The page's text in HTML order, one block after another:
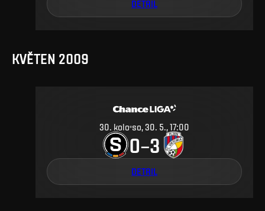
DETAIL
KVĚTEN 2009
30. kolo so, 30. 5., 17:00
0–3
DETAIL